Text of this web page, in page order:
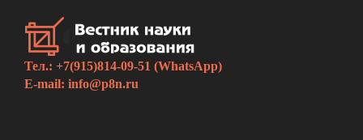
Тел.: +7(915)814-09-51 (WhatsApp)
E-mail: info@p8n.ru